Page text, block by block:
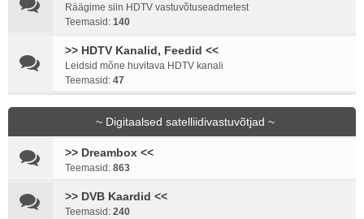
Räägime siin HDTV vastuvõtuseadmetest
Teemasid: 140
>> HDTV Kanalid, Feedid <<
Leidsid mõne huvitava HDTV kanali
Teemasid: 47
~ Digitaalsed satelliidivastuvõtjad ~
>> Dreambox <<
Teemasid: 863
>> DVB Kaardid <<
Teemasid: 240